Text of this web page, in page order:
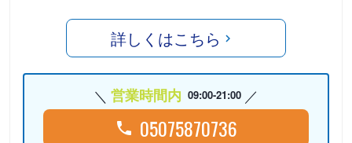
詳しくはこちら
営業時間内 09:00-21:00
05075870736